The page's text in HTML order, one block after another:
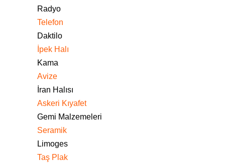
Radyo
Telefon
Daktilo
İpek Halı
Kama
Avize
İran Halısı
Askeri Kıyafet
Gemi Malzemeleri
Seramik
Limoges
Taş Plak